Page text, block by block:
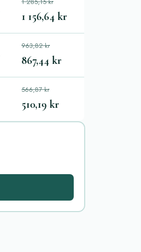
1 156,64 kr
963,82 kr
867,44 kr
566,87 kr
510,19 kr